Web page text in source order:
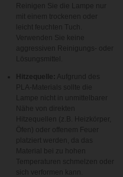
Reinigen Sie die Lampe nur
mit einem trockenen oder
leicht feuchten Tuch.
Verwenden Sie keine
aggressiven Reinigungs- oder
Lösungsmittel.
Hitzequelle:
Aufgrund des
PLA-Materials sollte die
Lampe nicht in unmittelbarer
Nähe von direkten
Hitzequellen (z.B. Heizkörper,
Öfen) oder offenem Feuer
platziert werden, da das
Material bei zu hohen
Temperaturen schmelzen oder
sich verformen kann.